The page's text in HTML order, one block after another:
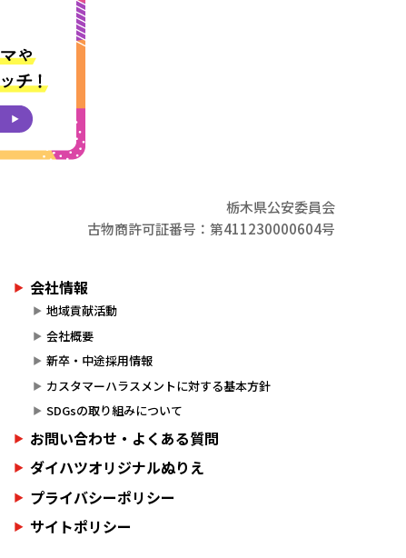
栃木県公安委員会
古物商許可証番号：第411230000604号
会社情報
地域貢献活動
会社概要
新卒・中途採用情報
カスタマーハラスメントに対する基本方針
SDGsの取り組みについて
お問い合わせ・よくある質問
ダイハツオリジナルぬりえ
プライバシーポリシー
サイトポリシー